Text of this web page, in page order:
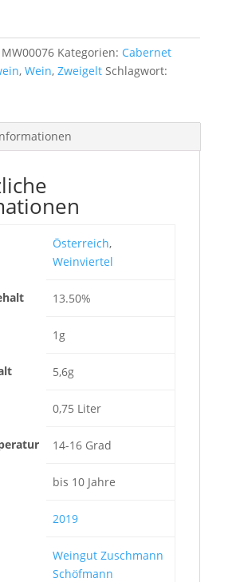
MW00076 Kategorien: Cabernet
, Wein, Zweigelt Schlagwort:
Österreich,
Weinviertel
13.50%
1g
5,6g
0,75 Liter
14-16 Grad
bis 10 Jahre
2019
Weingut Zuschmann
Schöfmann